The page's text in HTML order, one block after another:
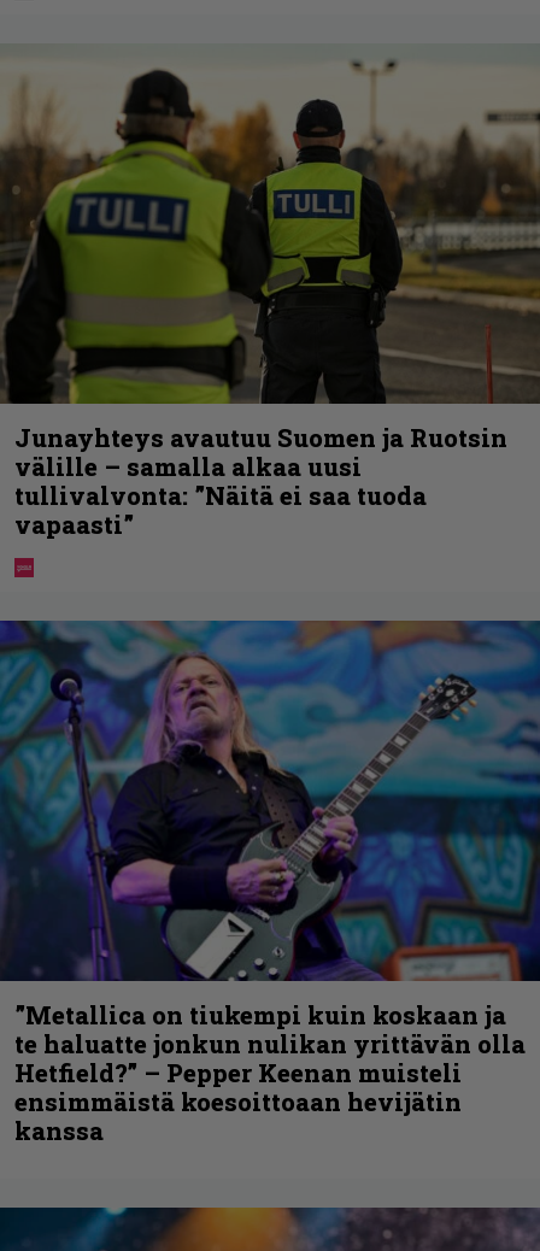
Junayhteys avautuu Suomen ja Ruotsin
välille – samalla alkaa uusi
tullivalvonta: ”Näitä ei saa tuoda
vapaasti”
”Metallica on tiukempi kuin koskaan ja
te haluatte jonkun nulikan yrittävän olla
Hetfield?” – Pepper Keenan muisteli
ensimmäistä koesoittoaan hevijätin
kanssa